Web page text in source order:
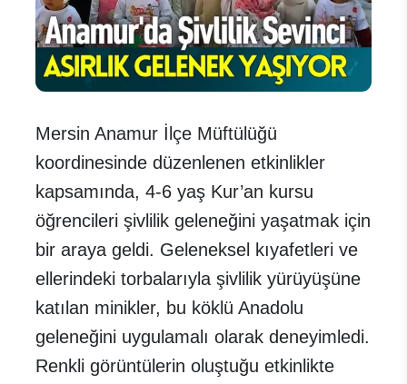
Mersin Anamur İlçe Müftülüğü
koordinesinde düzenlenen etkinlikler
kapsamında, 4-6 yaş Kur’an kursu
öğrencileri şivlilik geleneğini yaşatmak için
bir araya geldi. Geleneksel kıyafetleri ve
ellerindeki torbalarıyla şivlilik yürüyüşüne
katılan minikler, bu köklü Anadolu
geleneğini uygulamalı olarak deneyimledi.
Renkli görüntülerin oluştuğu etkinlikte